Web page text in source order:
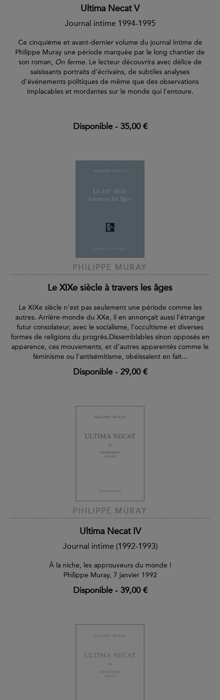
Ultima Necat V
Journal intime 1994-1995
Ce cinquième et avant-dernier volume du journal intime de
Philippe Muray une période marquée par le long chantier de
son roman, On ferme. Le lecteur découvrira avec délice de
saisissants portraits d’écrivains, de subtiles analyses
d’événements politiques de même que des observations
implacables et mordantes sur le monde qui l’entoure.
Disponible- 35,00 €
PHILIPPE MURAY
Le XIXe siècle à travers les âges
Le XIXe siècle n’est pas seulement une période comme les
autres. Arrière-monde du XXe, il en annonçait aussi l’étrange
futur consolateur, avec le socialisme, l’occultisme et diverses
formes de religions du progrès.Dissemblables sinon opposés en
apparence, ces mouvements, et d’autres apparentés comme le
féminisme ou l’antisémitisme, obéissaient en fait...
Disponible- 29,00 €
PHILIPPE MURAY
Ultima Necat IV
Journal intime (1992-1993)
À la niche, les approuveurs du monde !
Philippe Muray, 7 janvier 1992
Disponible- 39,00 €